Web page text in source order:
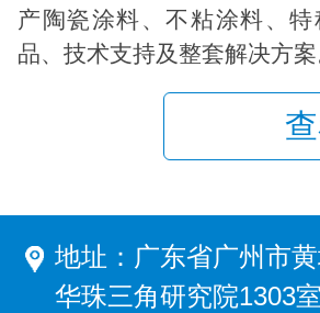
产陶瓷涂料、不粘涂料、
品、技术支持及整套解决方案
地址：广东省广州市
华珠三角研究院1303室